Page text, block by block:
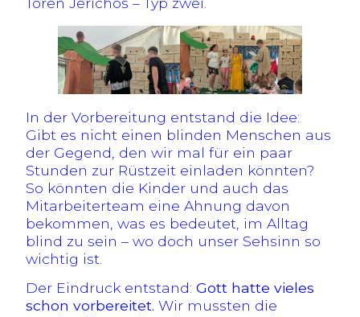
In der Vorbereitung entstand die Idee:
Gibt es nicht einen blinden Menschen aus
der Gegend, den wir mal für ein paar
Stunden zur Rüstzeit einladen könnten?
So könnten die Kinder und auch das
Mitarbeiterteam eine Ahnung davon
bekommen, was es bedeutet, im Alltag
blind zu sein – wo doch unser Sehsinn so
wichtig ist.
Der Eindruck entstand:Gott hatte vieles
schon vorbereitet. Wir mussten die